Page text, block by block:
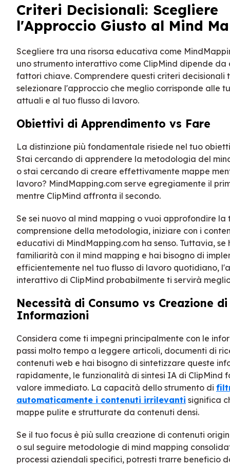
Criteri Decisionali: Scegliere
l'Approccio Giusto al Mind
Scegliere tra una risorsa educativa come
uno strumento interattivo come ClipMind dipende da
fattori chiave. Comprendere questi criteri decisionali
selezionare l'approccio che meglio corrisponde alle
attuali e al tuo flusso di lavoro.
Obiettivi di Apprendimento vs Fare
La distinzione più fondamentale risiede nel tuo
Stai cercando di apprendere la metodologia del
o stai cercando di creare effettivamente mappe
lavoro? MindMapping.com serve egregiamente il
mentre ClipMind affronta il secondo.
Se sei nuovo al mind mapping o vuoi approfondire la
comprensione della metodologia, iniziare con i
educativi di MindMapping.com ha senso. Tuttavia, se
familiarità con il mind mapping e hai bisogno di
efficientemente nel tuo flusso di lavoro quotidiano,
interattivo di ClipMind probabilmente ti servirà
Necessità di Consumo vs Creazione di
Informazioni
Considera come ti impegni principalmente con le
passi molto tempo a leggere articoli, documenti di
contenuti web e hai bisogno di sintetizzare queste
rapidamente, le funzionalità di sintesi IA di ClipMind
valore immediato. La capacità dello strumento di
automaticamente i contenuti irrilevanti significa
mappe pulite e strutturate da contenuti densi.
Se il tuo focus è più sulla creazione di contenuti
o sul seguire metodologie di mind mapping
processi aziendali specifici, potresti trarre beneficio